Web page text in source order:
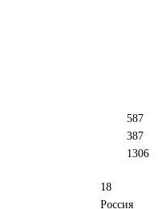
587
387
1306
18
Россия